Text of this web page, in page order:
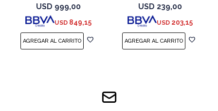
USD 999,00
USD 849,15
MXP63 White
USD 239,00
USD 203,15